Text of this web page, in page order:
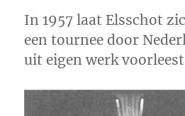
In 1957 laat Elsschot
een tournee door
uit eigen werk